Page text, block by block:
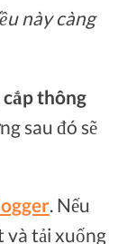
này càng
cắp thông
sau đó sẽ
. Nếu
và tải xuống